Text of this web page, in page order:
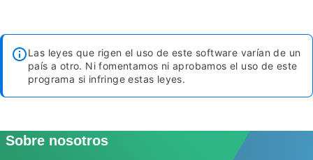
Las leyes que rigen el uso de este software varían de un
país a otro. Ni fomentamos ni aprobamos el uso de este
programa si infringe estas leyes.
Sobre nosotros